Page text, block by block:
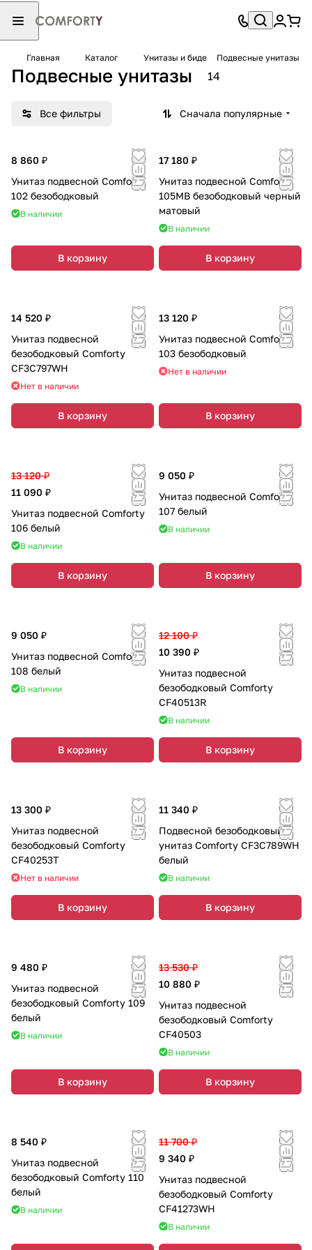
Главная Каталог Унитазы и биде Подвесные унитазы
Подвесные унитазы 14
Все фильтры Сначала популярные
8 860 ₽
Унитаз подвесной Comforty
102 безободковый
В наличии
В корзину
17 180 ₽
Унитаз подвесной Comforty
105MB безободковый черный
матовый
В наличии
В корзину
14 520 ₽
Унитаз подвесной
безободковый Comforty
CF3C797WH
Нет в наличии
В корзину
13 120 ₽
Унитаз подвесной Comforty
103 безободковый
Нет в наличии
В корзину
13 120 ₽
11 090 ₽
Унитаз подвесной Comforty
106 белый
В наличии
В корзину
9 050 ₽
Унитаз подвесной Comforty
107 белый
В наличии
В корзину
9 050 ₽
Унитаз подвесной Comforty
108 белый
В наличии
В корзину
12 100 ₽
10 390 ₽
Унитаз подвесной
безободковый Comforty
CF40513R
В наличии
В корзину
13 300 ₽
Унитаз подвесной
безободковый Comforty
CF40253T
Нет в наличии
В корзину
11 340 ₽
Подвесной безободковый
унитаз Comforty CF3C789WH
белый
В наличии
В корзину
9 480 ₽
Унитаз подвесной
безободковый Comforty 109
белый
В наличии
В корзину
13 530 ₽
10 880 ₽
Унитаз подвесной
безободковый Comforty
CF40503
В наличии
В корзину
8 540 ₽
Унитаз подвесной
безободковый Comforty 110
белый
В наличии
11 700 ₽
9 340 ₽
Унитаз подвесной
безободковый Comforty
CF41273WH
В наличии